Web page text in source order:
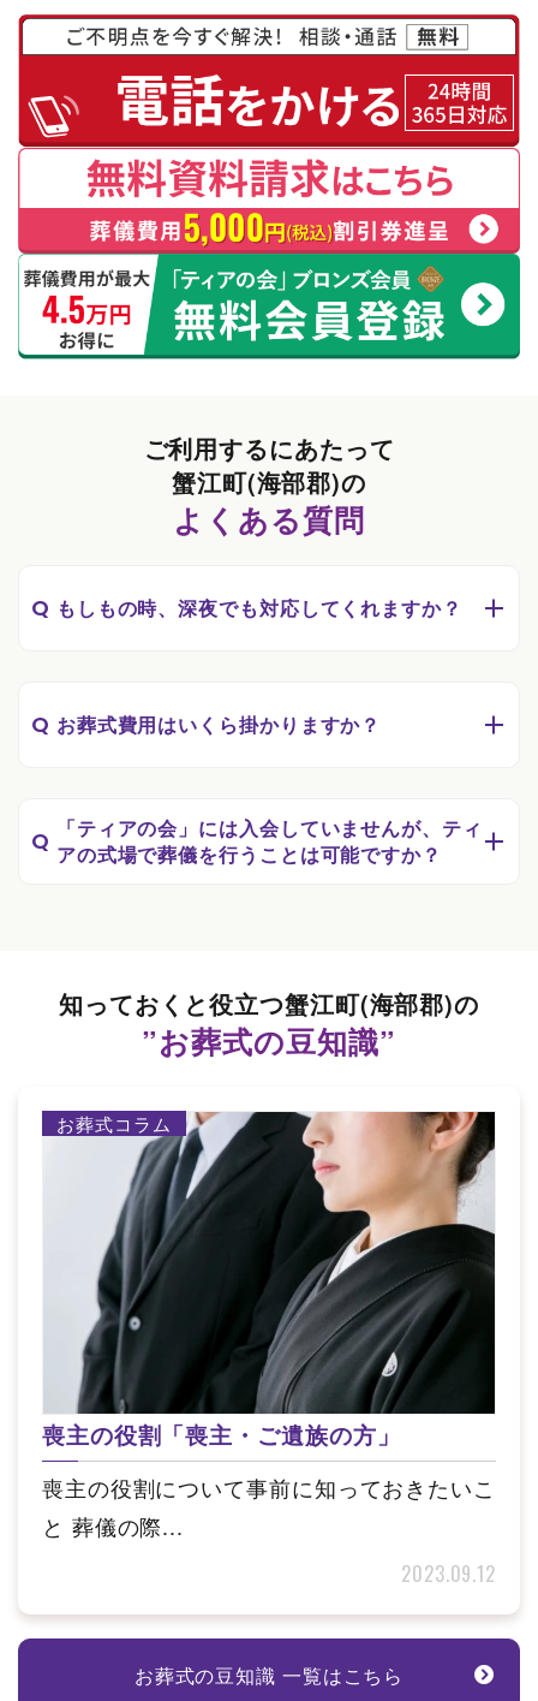
ご利用するにあたって
蟹江町(海部郡)の
よくある質問
Q もしもの時、深夜でも対応してくれますか？
Q お葬式費用はいくら掛かりますか？
Q
「ティアの会」には入会していませんが、ティ
アの式場で葬儀を行うことは可能ですか？
知っておくと役立つ蟹江町(海部郡)の
”お葬式の豆知識”
お葬式コラム
喪主の役割「喪主・ご遺族の方」
喪主の役割について事前に知っておきたいこ
と 葬儀の際...
2023.09.12
お葬式の豆知識 一覧はこちら